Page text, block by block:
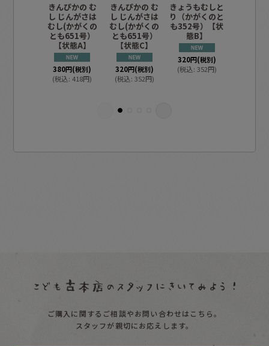
きんぴかの む
し じんがさは
むし(かがくの
とも651号）
【状態A】
380円(税別)
(税込: 418円)
きんぴかの む
し じんがさは
むし(かがくの
とも651号）
【状態C】
320円(税別)
(税込: 352円)
きょうもむしと
り（かがくのと
も352号）【状
態B】
320円(税別)
(税込: 352円)
ご購入に関するご相談やお問い合わせはこちら。
スタッフが親切にお応えします。